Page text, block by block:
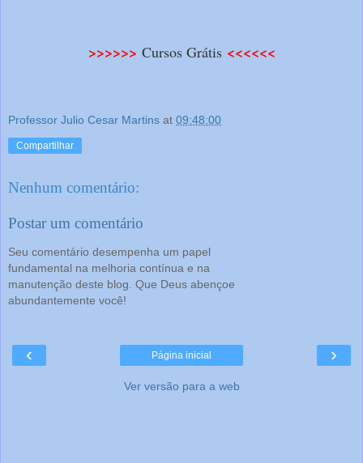
>>>>>> Cursos Grátis <<<<<<
Professor Julio Cesar Martins at 09:48:00
Compartilhar
Nenhum comentário:
Postar um comentário
Seu comentário desempenha um papel
fundamental na melhoria contínua e na
manutenção deste blog. Que Deus abençoe
abundantemente você!
‹ ›
Página inicial
Ver versão para a web